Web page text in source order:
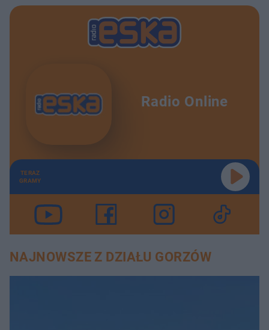
Radio Online
TERAZ
GRAMY
NAJNOWSZE Z DZIAŁU GORZÓW